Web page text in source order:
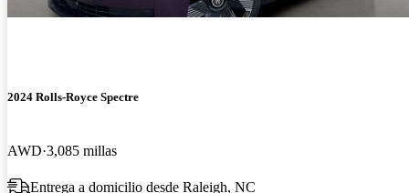
2024 Rolls-Royce Spectre
AWD 3,085 millas
Entrega a domicilio desde Raleigh, NC